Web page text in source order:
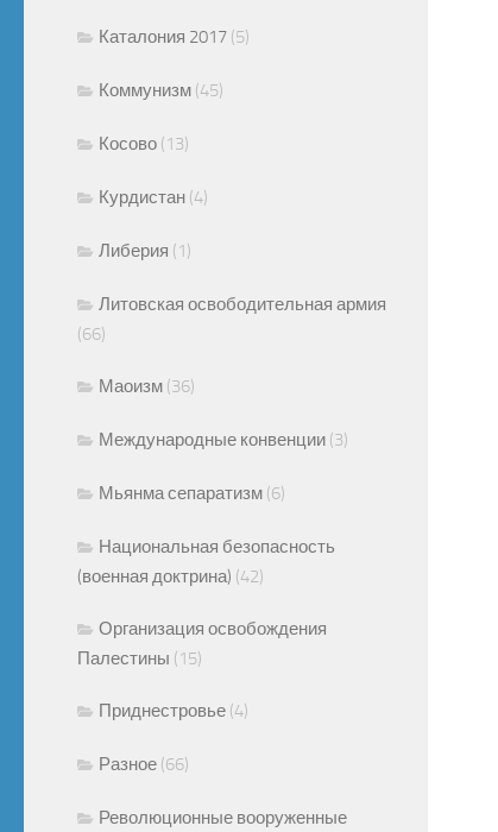
Каталония 2017 (5)
Коммунизм (45)
Косово (13)
Курдистан (4)
Либерия (1)
Литовская освободительная армия
(66)
Маоизм (36)
Международные конвенции (3)
Мьянма сепаратизм (6)
Национальная безопасность
(военная доктрина) (42)
Организация освобождения
Палестины (15)
Приднестровье (4)
Разное (66)
Революционные вооруженные